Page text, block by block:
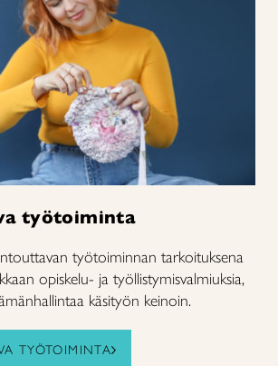
työtoiminta
työtoiminnan tarkoituksena
opiskelu- ja työllistymisvalmiuksia,
käsityön keinoin.
TYÖTOIMINTA